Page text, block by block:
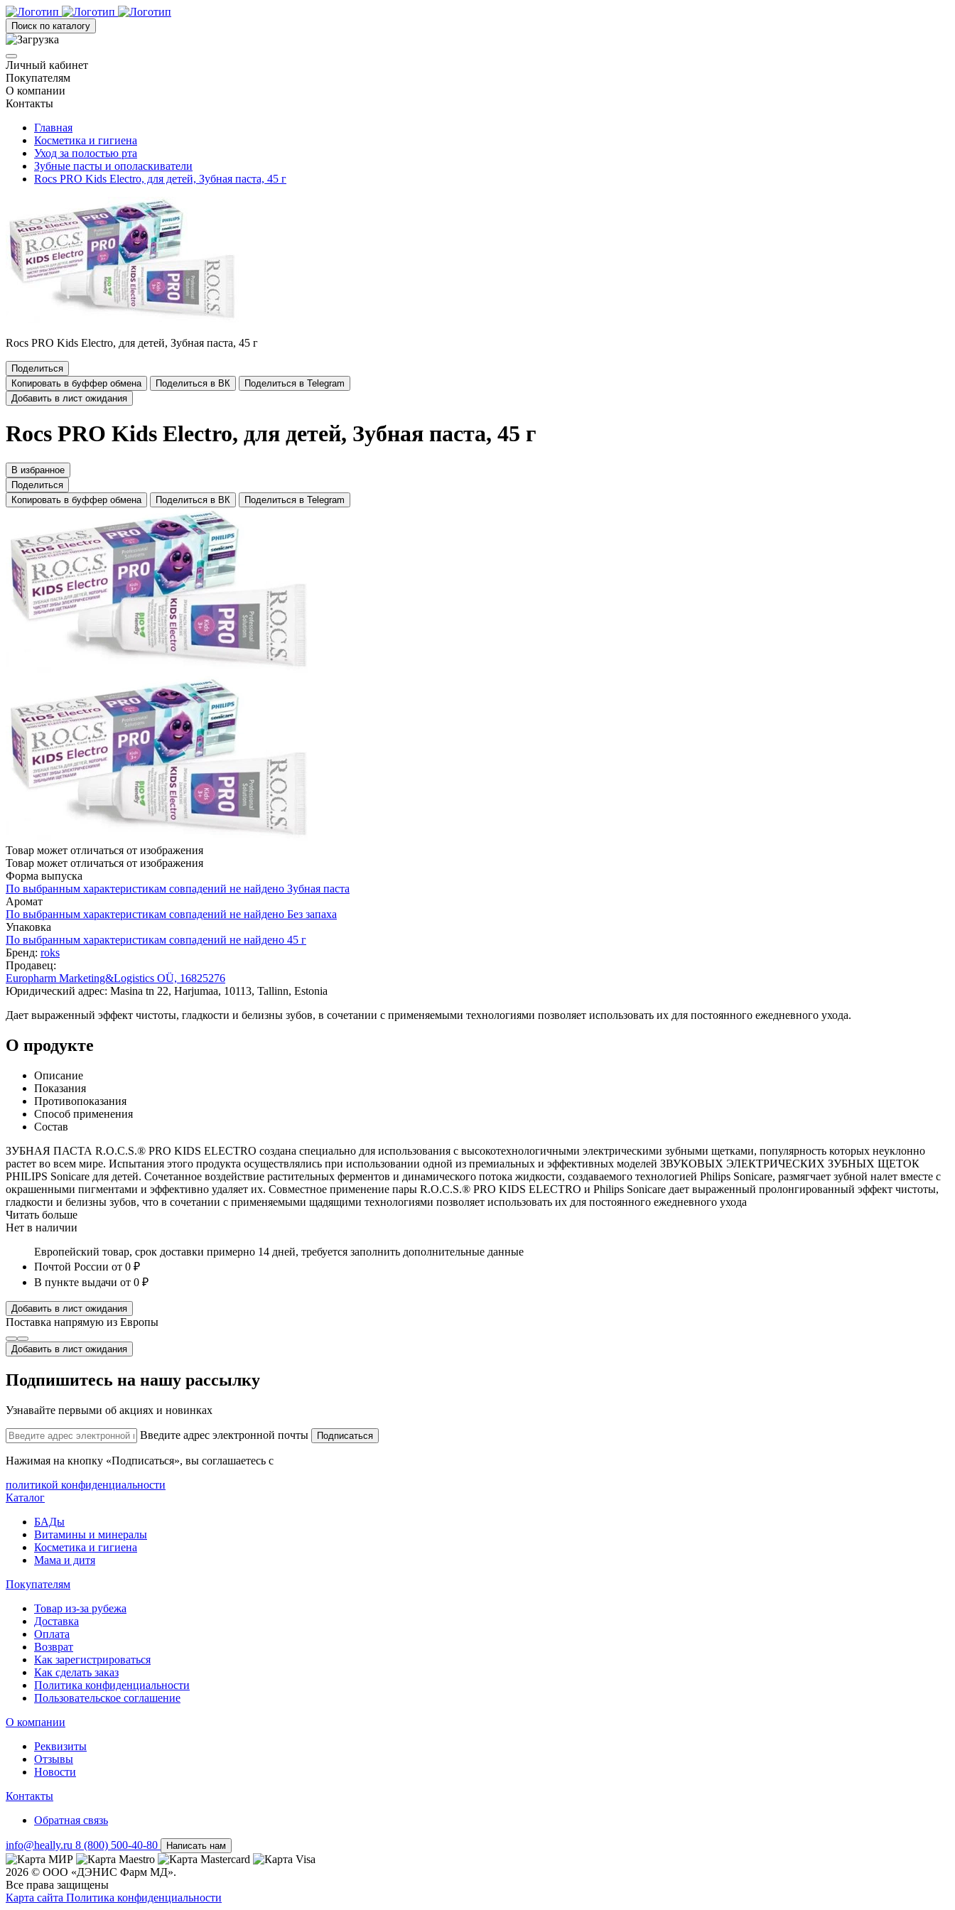
Поиск по каталогу
Личный кабинет
Покупателям
О компании
Контакты
Главная
Косметика и гигиена
Уход за полостью рта
Зубные пасты и ополаскиватели
Rocs PRO Kids Electro, для детей, Зубная паста, 45 г
Rocs PRO Kids Electro, для детей, Зубная паста, 45 г
Поделиться
Копировать в буффер обмена
Поделиться в ВК
Поделиться в Telegram
Добавить в лист ожидания
Rocs PRO Kids Electro, для детей, Зубная паста, 45 г
В избранное
Поделиться
Копировать в буффер обмена
Поделиться в ВК Поделиться в Telegram
Товар может отличаться от изображения
Товар может отличаться от изображения
Форма выпуска
По выбранным характеристикам совпадений не найдено Зубная паста
Аромат
По выбранным характеристикам совпадений не найдено Без запаха
Упаковка
По выбранным характеристикам совпадений не найдено 45 г
Бренд: roks
Продавец:
Europharm Marketing&Logistics OÜ, 16825276
Юридический адрес: Masina tn 22, Harjumaa, 10113, Tallinn, Estonia
Дает выраженный эффект чистоты, гладкости и белизны зубов, в сочетании с применяемыми технологиями позволяет использовать их для постоянного ежедневного ухода.
О продукте
Описание
Показания
Противопоказания
Способ применения
Состав
ЗУБНАЯ ПАСТА R.O.C.S.® PRO KIDS ELECTRO создана специально для использования c высокотехнологичными электрическими зубными щетками, популярность которых неуклонно
растет во всем мире. Испытания этого продукта осуществлялись при использовании одной из премиальных и эффективных моделей ЗВУКОВЫХ ЭЛЕКТРИЧЕСКИХ ЗУБНЫХ ЩЕТОК
PHILIPS Sonicare для детей. Сочетанное воздействие растительных ферментов и динамического потока жидкости, создаваемого технологией Philips Sonicare, размягчает зубной налет вместе с
окрашенными пигментами и эффективно удаляет их. Совместное применение пары R.O.C.S.® PRO KIDS ELECTRO и Philips Sonicare дает выраженный пролонгированный эффект чистоты,
гладкости и белизны зубов, что в сочетании с применяемыми щадящими технологиями позволяет использовать их для постоянного ежедневного ухода
Читать больше
Нет в наличии
Европейский товар, срок доставки примерно 14 дней, требуется заполнить дополнительные данные
Почтой России от 0 ₽
В пункте выдачи от 0 ₽
Добавить в лист ожидания
Поставка напрямую из Европы
Добавить в лист ожидания
Подпишитесь на нашу рассылку
Узнавайте первыми об акциях и новинках
Введите адрес электронной почты Подписаться
Нажимая на кнопку «Подписаться», вы соглашаетесь с
политикой конфиденциальности
Каталог
БАДы
Витамины и минералы
Косметика и гигиена
Мама и дитя
Покупателям
Товар из-за рубежа
Доставка
Оплата
Возврат
Как зарегистрироваться
Как сделать заказ
Политика конфиденциальности
Пользовательское соглашение
О компании
Реквизиты
Отзывы
Новости
Контакты
Обратная связь
info@heally.ru 8 (800) 500-40-80 Написать нам
2026 © ООО «ДЭНИС Фарм МД».
Все права защищены
Карта сайта Политика конфиден­циальности